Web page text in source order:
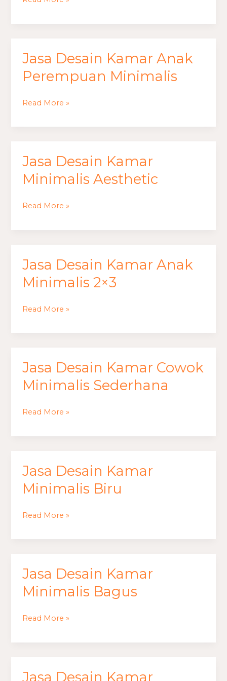
Jasa Desain Kamar Anak
Perempuan Minimalis
Jasa
Desain
Kamar
Read More »
Jasa Desain Kamar
Minimalis Aesthetic
Jasa
Desain
Kamar
Read More »
Jasa Desain Kamar Anak
Minimalis 2×3
Jasa
Desain
Kamar
Read More »
Jasa Desain Kamar Cowok
Minimalis Sederhana
Jasa
Desain
Kamar
Read More »
Jasa Desain Kamar
Minimalis Biru
Jasa
Desain
Kamar
Read More »
Jasa Desain Kamar
Minimalis Bagus
Jasa
Desain
Kamar
Read More »
Jasa Desain Kamar
Jasa